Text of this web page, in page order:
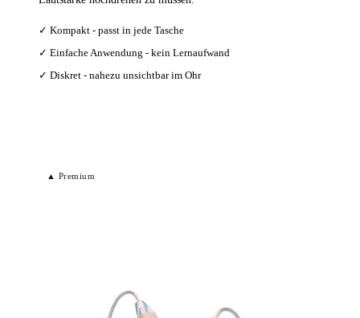
✓ Kompakt - passt in jede Tasche
✓ Einfache Anwendung - kein Lernaufwand
✓ Diskret - nahezu unsichtbar im Ohr
▲ Premium